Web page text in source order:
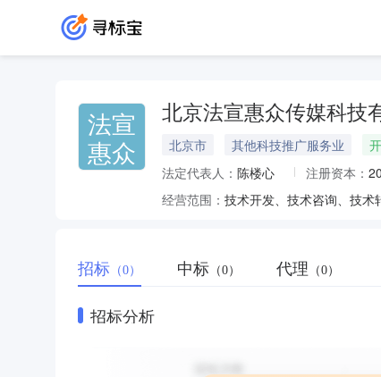
法宣
惠众
北京法宣惠众传媒科技
北京市 其他科技推广服务业
法定代表人： 陈楼心 注册资本：
经营范围：
招标 （0） 中标 （0） 代理 （0）
招标分析